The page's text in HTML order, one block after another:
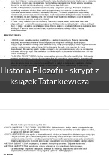
Historia Filozofii - skrypt z
książek Tatarkiewicza